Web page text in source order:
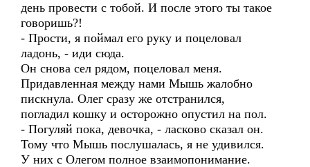
день провести с тобой. И после этого ты такое
говоришь?!
- Прости, я поймал его руку и поцеловал
ладонь, - иди сюда.
Он снова сел рядом, поцеловал меня.
Придавленная между нами Мышь жалобно
пискнула. Олег сразу же отстранился,
погладил кошку и осторожно опустил на пол.
- Погуляй пока, девочка, - ласково сказал он.
Тому что Мышь послушалась, я не удивился.
У них с Олегом полное взаимопонимание.